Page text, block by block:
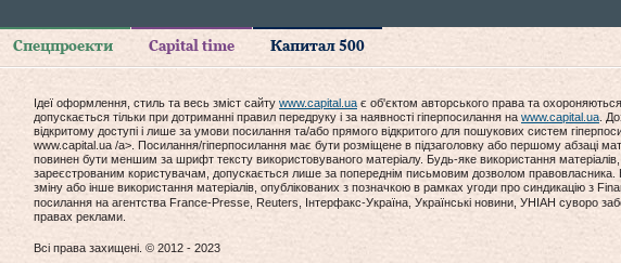
Спецпроекти Capital time Капитал 500
Ідеї оформлення, стиль та весь зміст сайту www.capital.ua є об'єктом авторського права та
допускається тільки при дотриманні правил передруку і за наявності гіперпосилання на www.capital.ua .
відкритому доступі і лише за умови посилання та/або прямого відкритого для пошукових систем
www.capital.ua /a>. Посилання/гіперпосилання має бути розміщене в підзаголовку або першому абзаці
повинен бути меншим за шрифт тексту використовуваного матеріалу. Будь-яке використання
зареєстрованим користувачам, допускається лише за попереднім письмовим дозволом правовласника.
зміну або інше використання матеріалів, опублікованих з позначкою в рамках угоди про синдикацію з
посилання на агентства France-Presse, Reuters, Інтерфакс-Україна, Українські новини, УНІАН суворо
правах реклами.
Всі права захищені. © 2012 - 2023